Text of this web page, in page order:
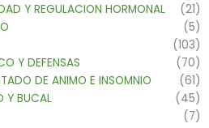
Y REGULACION HORMONAL
(21)
(5)
(103)
Y DEFENSAS
(70)
DE ANIMO E INSOMNIO
(61)
Y BUCAL
(45)
(7)